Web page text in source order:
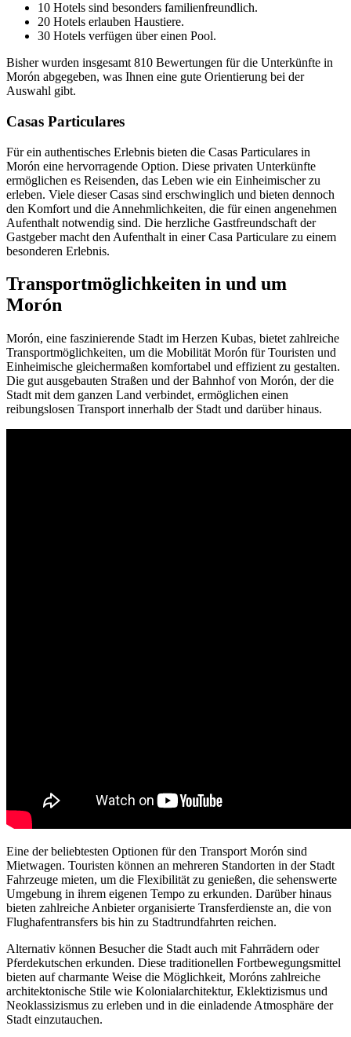
10 Hotels sind besonders familienfreundlich.
20 Hotels erlauben Haustiere.
30 Hotels verfügen über einen Pool.
Bisher wurden insgesamt 810 Bewertungen für die Unterkünfte in
Morón abgegeben, was Ihnen eine gute Orientierung bei der
Auswahl gibt.
Casas Particulares
Für ein authentisches Erlebnis bieten die Casas Particulares in
Morón eine hervorragende Option. Diese privaten Unterkünfte
ermöglichen es Reisenden, das Leben wie ein Einheimischer zu
erleben. Viele dieser Casas sind erschwinglich und bieten dennoch
den Komfort und die Annehmlichkeiten, die für einen angenehmen
Aufenthalt notwendig sind. Die herzliche Gastfreundschaft der
Gastgeber macht den Aufenthalt in einer Casa Particulare zu einem
besonderen Erlebnis.
Transportmöglichkeiten in und um
Morón
Morón, eine faszinierende Stadt im Herzen Kubas, bietet zahlreiche
Transportmöglichkeiten, um die Mobilität Morón für Touristen und
Einheimische gleichermaßen komfortabel und effizient zu gestalten.
Die gut ausgebauten Straßen und der Bahnhof von Morón, der die
Stadt mit dem ganzen Land verbindet, ermöglichen einen
reibungslosen Transport innerhalb der Stadt und darüber hinaus.
Eine der beliebtesten Optionen für den Transport Morón sind
Mietwagen. Touristen können an mehreren Standorten in der Stadt
Fahrzeuge mieten, um die Flexibilität zu genießen, die sehenswerte
Umgebung in ihrem eigenen Tempo zu erkunden. Darüber hinaus
bieten zahlreiche Anbieter organisierte Transferdienste an, die von
Flughafentransfers bis hin zu Stadtrundfahrten reichen.
Alternativ können Besucher die Stadt auch mit Fahrrädern oder
Pferdekutschen erkunden. Diese traditionellen Fortbewegungsmittel
bieten auf charmante Weise die Möglichkeit, Moróns zahlreiche
architektonische Stile wie Kolonialarchitektur, Eklektizismus und
Neoklassizismus zu erleben und in die einladende Atmosphäre der
Stadt einzutauchen.